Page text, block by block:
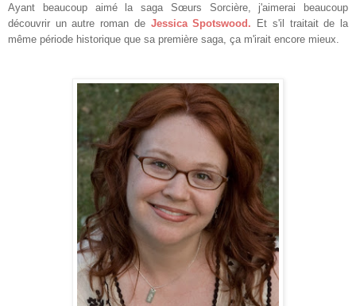
Ayant beaucoup aimé la saga Sœurs Sorcière, j'aimerai beaucoup
découvrir un autre roman de Jessica Spotswood. Et s'il traitait de la
même période historique que sa première saga, ça m'irait encore mieux.